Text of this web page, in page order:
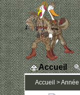
Accueil
Accueil >Année